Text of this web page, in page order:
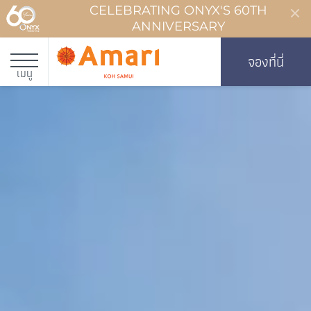
CELEBRATING ONYX'S 60TH
ANNIVERSARY
เมนู
จองที่นี่